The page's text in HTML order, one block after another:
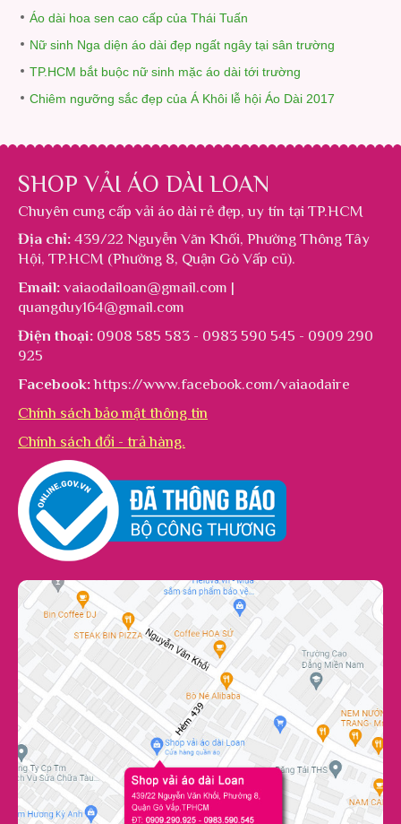
Áo dài hoa sen cao cấp của Thái Tuấn
Nữ sinh Nga diện áo dài đẹp ngất ngây tại sân trường
TP.HCM bắt buộc nữ sinh mặc áo dài tới trường
Chiêm ngưỡng sắc đẹp của Á Khôi lễ hội Áo Dài 2017
SHOP VẢI ÁO DÀI LOAN
Chuyên cung cấp vải áo dài rẻ đẹp, uy tín tại TP.HCM
Địa chỉ: 439/22 Nguyễn Văn Khối, Phường Thông Tây
Hội, TP.HCM (Phường 8, Quận Gò Vấp cũ).
Email: vaiaodailoan@gmail.com |
quangduy164@gmail.com
Điện thoại: 0908 585 583 - 0983 590 545 - 0909 290
925
Facebook: https://www.facebook.com/vaiaodaire
Chính sách bảo mật thông tin
Chính sách đổi - trả hàng.